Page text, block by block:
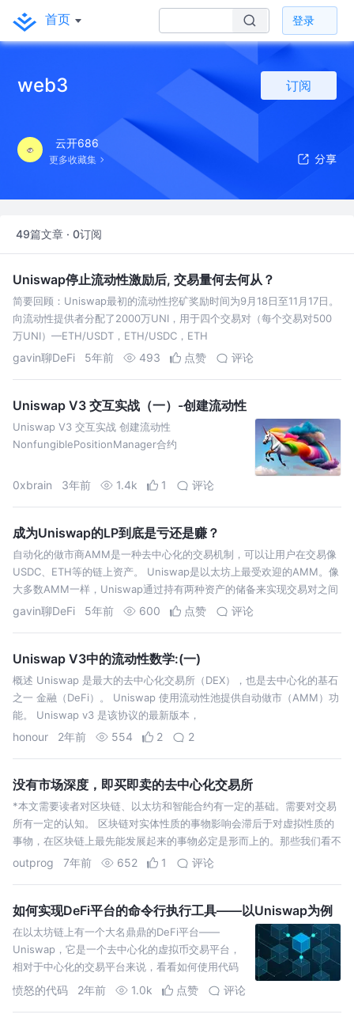
首页 登录
web3 订阅
云开686
更多收藏集
49篇文章 · 0订阅
Uniswap停止流动性激励后, 交易量何去何从？
简要回顾：Uniswap最初的流动性挖矿奖励时间为9月18日至11月17日。
向流动性提供者分配了2000万UNI，用于四个交易对（每个交易对500
万UNI）—ETH/USDT，ETH/USDC，ETH
gavin聊DeFi 5年前 493 点赞 评论
Uniswap V3 交互实战（一）-创建流动性
Uniswap V3 交互实战 创建流动性
NonfungiblePositionManager合约
0xbrain 3年前 1.4k 1 评论
成为Uniswap的LP到底是亏还是赚？
自动化的做市商AMM是一种去中心化的交易机制，可以让用户在交易像
USDC、ETH等的链上资产。 Uniswap是以太坊上最受欢迎的AMM。像
大多数AMM一样，Uniswap通过持有两种资产的储备来实现交易对之间
的兑换。并储备量确定交易价格，使价格与大盘保持一致。 为“资金池”
gavin聊DeFi 5年前 600 点赞 评论
Uniswap V3中的流动性数学:(一)
概述 Uniswap 是最大的去中心化交易所（DEX），也是去中心化的基石
之一 金融（DeFi）。 Uniswap 使用流动性池提供自动做市（AMM）功
能。 Uniswap v3 是该协议的最新版本，
honour 2年前 554 2 2
没有市场深度，即买即卖的去中心化交易所
*本文需要读者对区块链、以太坊和智能合约有一定的基础。需要对交易
所有一定的认知。 区块链对实体性质的事物影响会滞后于对虚拟性质的
事物，在区块链上最先能发展起来的事物必定是形而上的。那些我们看不
见摸不着的“体系”、“制度”甚至是“法律”，会最快的在区块链上试验，其
outprog 7年前 652 1 评论
如何实现DeFi平台的命令行执行工具——以Uniswap为例
在以太坊链上有一个大名鼎鼎的DeFi平台——
Uniswap，它是一个去中心化的虚拟币交易平台，
相对于中心化的交易平台来说，看看如何使用代码
实现相关兑换的功能
愤怒的代码 2年前 1.0k 点赞 评论